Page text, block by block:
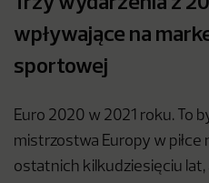
wpływające na
sportowej
Euro 2020 w 2021 roku. To
mistrzostwa Europy w piłce
ostatnich kilkudziesięciu lat,